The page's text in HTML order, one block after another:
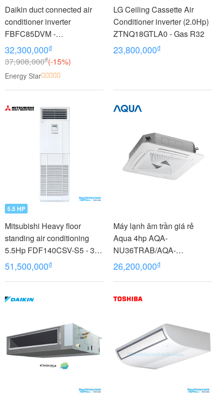
Daikin duct connected air
conditioner inverter
FBFC85DVM -
RZFC85DVM + BRC2E61
(3.5Hp)
32,300,000₫
37,908,000₫(-15%)
Energy Star
LG Ceiling Cassette Air
Conditioner inverter (2.0Hp)
ZTNQ18GTLA0 - Gas R32
23,800,000₫
5.5 HP
Mitsubishi Heavy floor
standing air conditioning
5.5Hp FDF140CSV-S5 - 3
phases
51,500,000₫
Máy lạnh âm trần giá rẻ
Aqua 4hp AQA-
NU36TRAB/AQA-
NC36TRN/PB-950QB
26,200,000₫